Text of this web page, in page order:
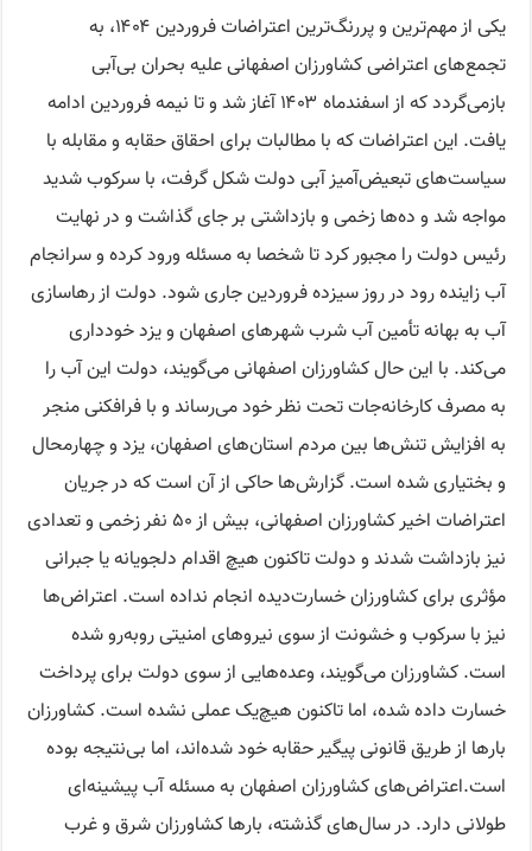
یکی از مهم‌ترین و پررنگ‌ترین اعتراضات فروردین ۱۴۰۴، به
تجمع‌های اعتراضی کشاورزان اصفهانی علیه بحران بی‌آبی
بازمی‌گردد که از اسفندماه ۱۴۰۳ آغاز شد و تا نیمه فروردین ادامه
یافت. این اعتراضات که با مطالبات برای احقاق حقابه و مقابله با
سیاست‌های تبعیض‌آمیز آبی دولت شکل گرفت، با سرکوب شدید
مواجه شد و ده‌ها زخمی و بازداشتی بر جای گذاشت و در نهایت
رئیس دولت را مجبور کرد تا شخصا به مسئله ورود کرده و سرانجام
آب زاینده رود در روز سیزده فروردین جاری شود. دولت از رهاسازی
آب به بهانه تأمین آب شرب شهرهای اصفهان و یزد خودداری
می‌کند. با این حال کشاورزان اصفهانی می‌گویند، دولت این آب را
به مصرف کارخانه‌جات تحت نظر خود می‌رساند و با فرافکنی منجر
به افزایش تنش‌ها بین مردم استان‌های اصفهان، یزد و چهارمحال
و بختیاری شده است. گزارش‌ها حاکی از آن است که در جریان
اعتراضات اخیر کشاورزان اصفهانی، بیش از ۵۰ نفر زخمی و تعدادی
نیز بازداشت شدند و دولت تاکنون هیچ اقدام دلجویانه یا جبرانی
مؤثری برای کشاورزان خسارت‌دیده انجام نداده است. اعتراض‌ها
نیز با سرکوب و خشونت از سوی نیروهای امنیتی روبه‌رو شده
است. کشاورزان می‌گویند، وعده‌هایی از سوی دولت برای پرداخت
خسارت داده شده، اما تاکنون هیچ‌یک عملی نشده است. کشاورزان
بارها از طریق قانونی پیگیر حقابه خود شده‌اند، اما بی‌نتیجه بوده
است.اعتراض‌های کشاورزان اصفهان به مسئله آب پیشینه‌ای
طولانی دارد. در سال‌های گذشته، بارها کشاورزان شرق و غرب